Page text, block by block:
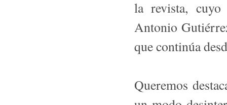
la revista, cuyo
Antonio
que continúa
Queremos